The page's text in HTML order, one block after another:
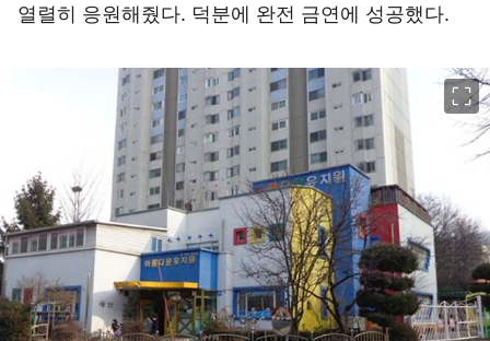
열렬히 응원해줬다. 덕분에 완전 금연에 성공했다.